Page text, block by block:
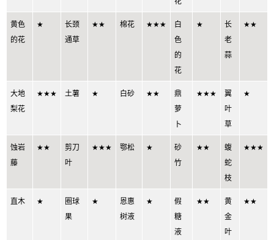
黄色
的花
★
长颈
通草
★★ 棉花 ★★★
白
色
的
花
★
长
老
蒜
★★
大地
梨花
★★★ 土薯 ★ 白砂 ★★
鼎
萝
卜
★★★
翼
叶
草
★
蚀岩
藤
★★
剪刀
叶
★★★ 鄂松 ★
砂
竹
★★
蝮
蛇
枝
★★★
直木 ★
圈球
果
★
恩惠
树液
★
假
糖
液
★★
黄
金
叶
★★